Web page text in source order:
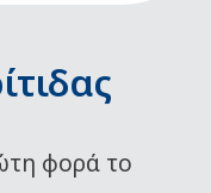
φορά το